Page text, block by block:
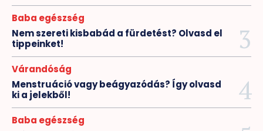
Baba egészség
Nem szereti kisbabád a fürdetést? Olvasd el
tippeinket!
Várandóság
Menstruáció vagy beágyazódás? Így olvasd
ki a jelekből!
Baba egészség